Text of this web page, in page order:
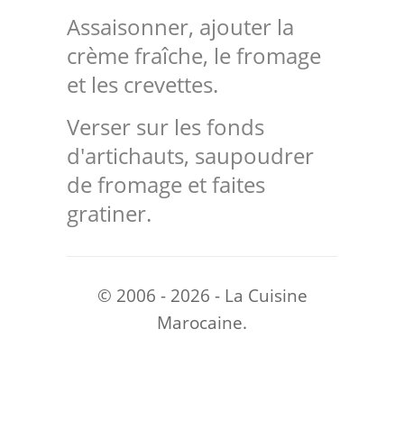
Assaisonner, ajouter la
crème fraîche, le fromage
et les crevettes.
Verser sur les fonds
d'artichauts, saupoudrer
de fromage et faites
gratiner.
© 2006 - 2026 - La Cuisine
Marocaine.